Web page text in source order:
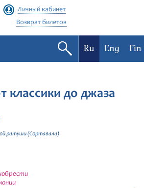
Личный кабинет
Возврат билетов
Ru Eng Fin
классики до джаза
ратуши (Сортавала)